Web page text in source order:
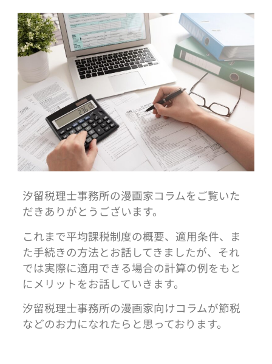
汐留税理士事務所の漫画家コラムをご覧いた
だきありがとうございます。
これまで平均課税制度の概要、適用条件、ま
た手続きの方法とお話してきましたが、それ
では実際に適用できる場合の計算の例をもと
にメリットをお話していきます。
汐留税理士事務所の漫画家向けコラムが節税
などのお力になれたらと思っております。